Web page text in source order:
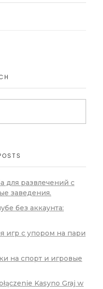
для развлечений с
заведения.
без аккаунта:
игр с упором на пари
на спорт и игровые
Kasyno Graj w